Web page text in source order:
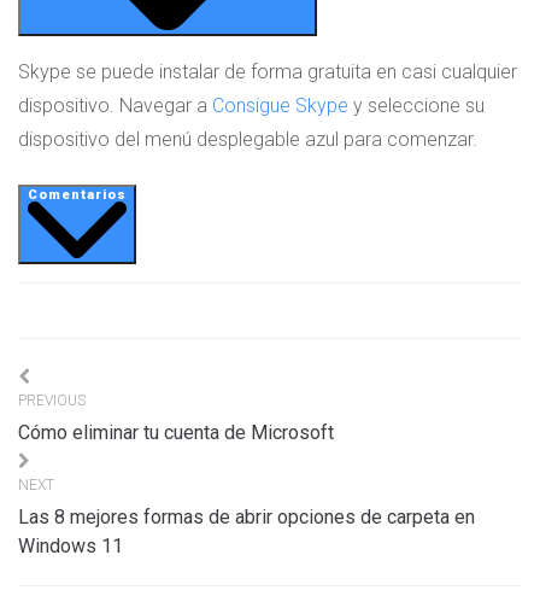
Skype se puede instalar de forma gratuita en casi cualquier
dispositivo. Navegar a Consigue Skype y seleccione su
dispositivo del menú desplegable azul para comenzar.
Comentarios
Navigation
de
l’article
PREVIOUS
Cómo eliminar tu cuenta de Microsoft
NEXT
Las 8 mejores formas de abrir opciones de carpeta en
Windows 11